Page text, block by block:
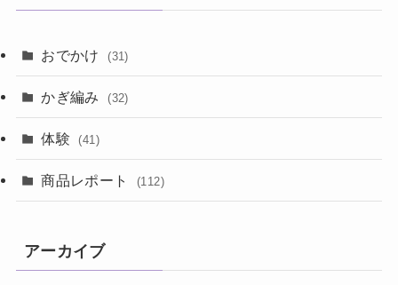
おでかけ (31)
かぎ編み (32)
体験 (41)
商品レポート (112)
アーカイブ